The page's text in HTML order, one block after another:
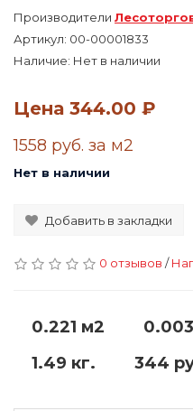
Производители
Артикул: 00-00001833
Наличие: Нет в наличии
Цена 344.00 ₽
1558 руб. за м2
Нет в наличии
Добавить в закладки
0 отзывов /
0.221 м2
1.49 кг.
344